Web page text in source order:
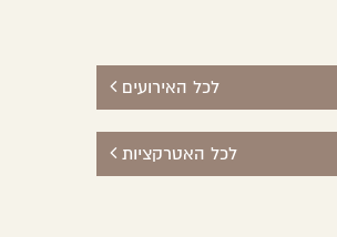
לכל האירועים
לכל האטרקציות